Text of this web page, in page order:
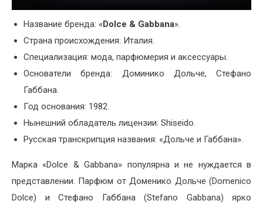
Название бренда: «Dolce & Gabbana».
Страна происхождения: Италия.
Специализация: мода, парфюмерия и аксессуары.
Основатели бренда: Доминико Дольче, Стефано
Габбана.
Год основания: 1982.
Нынешний обладатель лицензии: Shiseido.
Русская транскрипция названия: «Дольче и Габбана».
Марка «Dolce & Gabbana» популярна и не нуждается в
представлении. Парфюм от Доменико Дольче (Domenico
Dolce) и Стефано Габбана (Stefano Gabbana) ярко